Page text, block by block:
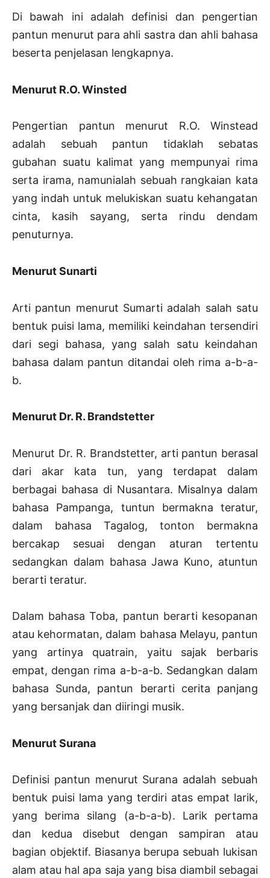
Di bawah ini adalah definisi dan pengertian
pantun menurut para ahli sastra dan ahli bahasa
beserta penjelasan lengkapnya.
Menurut R.O. Winsted
Pengertian pantun menurut R.O. Winstead
adalah sebuah pantun tidaklah sebatas
gubahan suatu kalimat yang mempunyai rima
serta irama, namunialah sebuah rangkaian kata
yang indah untuk melukiskan suatu kehangatan
cinta, kasih sayang, serta rindu dendam
penuturnya.
Menurut Sunarti
Arti pantun menurut Sumarti adalah salah satu
bentuk puisi lama, memiliki keindahan tersendiri
dari segi bahasa, yang salah satu keindahan
bahasa dalam pantun ditandai oleh rima a-b-a-
b.
Menurut Dr. R. Brandstetter
Menurut Dr. R. Brandstetter, arti pantun berasal
dari akar kata tun, yang terdapat dalam
berbagai bahasa di Nusantara. Misalnya dalam
bahasa Pampanga, tuntun bermakna teratur,
dalam bahasa Tagalog, tonton bermakna
bercakap sesuai dengan aturan tertentu
sedangkan dalam bahasa Jawa Kuno, atuntun
berarti teratur.
Dalam bahasa Toba, pantun berarti kesopanan
atau kehormatan, dalam bahasa Melayu, pantun
yang artinya quatrain, yaitu sajak berbaris
empat, dengan rima a-b-a-b. Sedangkan dalam
bahasa Sunda, pantun berarti cerita panjang
yang bersanjak dan diiringi musik.
Menurut Surana
Definisi pantun menurut Surana adalah sebuah
bentuk puisi lama yang terdiri atas empat larik,
yang berima silang (a-b-a-b). Larik pertama
dan kedua disebut dengan sampiran atau
bagian objektif. Biasanya berupa sebuah lukisan
alam atau hal apa saja yang bisa diambil sebagai